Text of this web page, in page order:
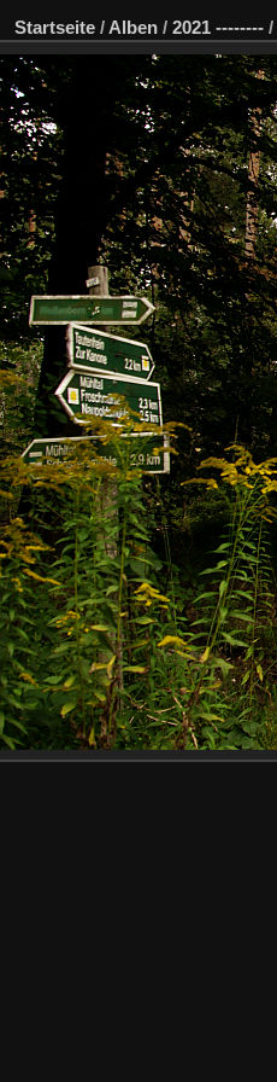
Startseite / Alben / 2021 -------- /